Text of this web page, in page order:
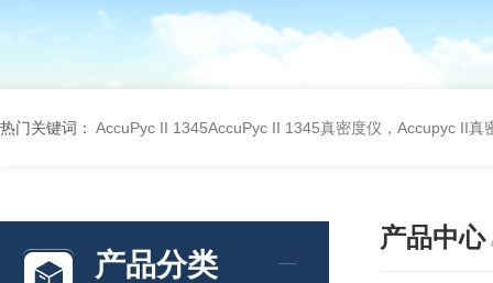
热门关键词： AccuPyc II 1345AccuPyc II 1345真密度仪，Accupyc II真
产品分类
产品中心